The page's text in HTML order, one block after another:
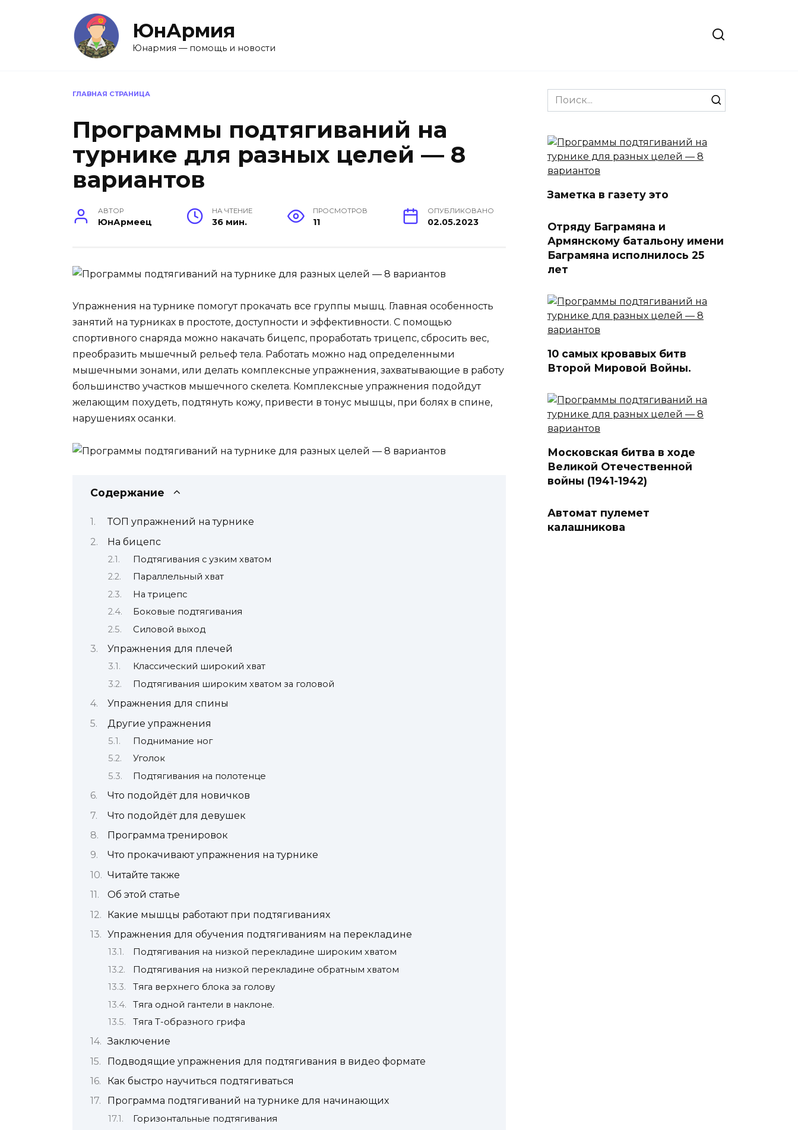
ЮнАрмия
Юнармия — помощь и новости
ГЛАВНАЯ СТРАНИЦА
Программы подтягиваний на
турнике для разных целей — 8
вариантов
АВТОР
ЮнАрмеец
НА ЧТЕНИЕ
36 мин.
ПРОСМОТРОВ
11
ОПУБЛИКОВАНО
02.05.2023
Упражнения на турнике помогут прокачать все группы мышц. Главная особенность
занятий на турниках в простоте, доступности и эффективности. С помощью
спортивного снаряда можно накачать бицепс, проработать трицепс, сбросить вес,
преобразить мышечный рельеф тела. Работать можно над определенными
мышечными зонами, или делать комплексные упражнения, захватывающие в работу
большинство участков мышечного скелета. Комплексные упражнения подойдут
желающим похудеть, подтянуть кожу, привести в тонус мышцы, при болях в спине,
нарушениях осанки.
Содержание
ТОП упражнений на турнике
На бицепс
Подтягивания с узким хватом
Параллельный хват
На трицепс
Боковые подтягивания
Силовой выход
Упражнения для плечей
Классический широкий хват
Подтягивания широким хватом за головой
Упражнения для спины
Другие упражнения
Поднимание ног
Уголок
Подтягивания на полотенце
Что подойдёт для новичков
Что подойдёт для девушек
Программа тренировок
Что прокачивают упражнения на турнике
Читайте также
Об этой статье
Какие мышцы работают при подтягиваниях
Упражнения для обучения подтягиваниям на перекладине
Подтягивания на низкой перекладине широким хватом
Подтягивания на низкой перекладине обратным хватом
Тяга верхнего блока за голову
Тяга одной гантели в наклоне.
Тяга Т-образного грифа
Заключение
Подводящие упражнения для подтягивания в видео формате
Как быстро научиться подтягиваться
Программа подтягиваний на турнике для начинающих
Горизонтальные подтягивания
Search
for:
Заметка в газету это
Отряду Баграмяна и
Армянскому батальону имени
Баграмяна исполнилось 25
лет
10 самых кровавых битв
Второй Мировой Войны.⁠⁠
Московская битва в ходе
Великой Отечественной
войны (1941-1942)
Автомат пулемет
калашникова